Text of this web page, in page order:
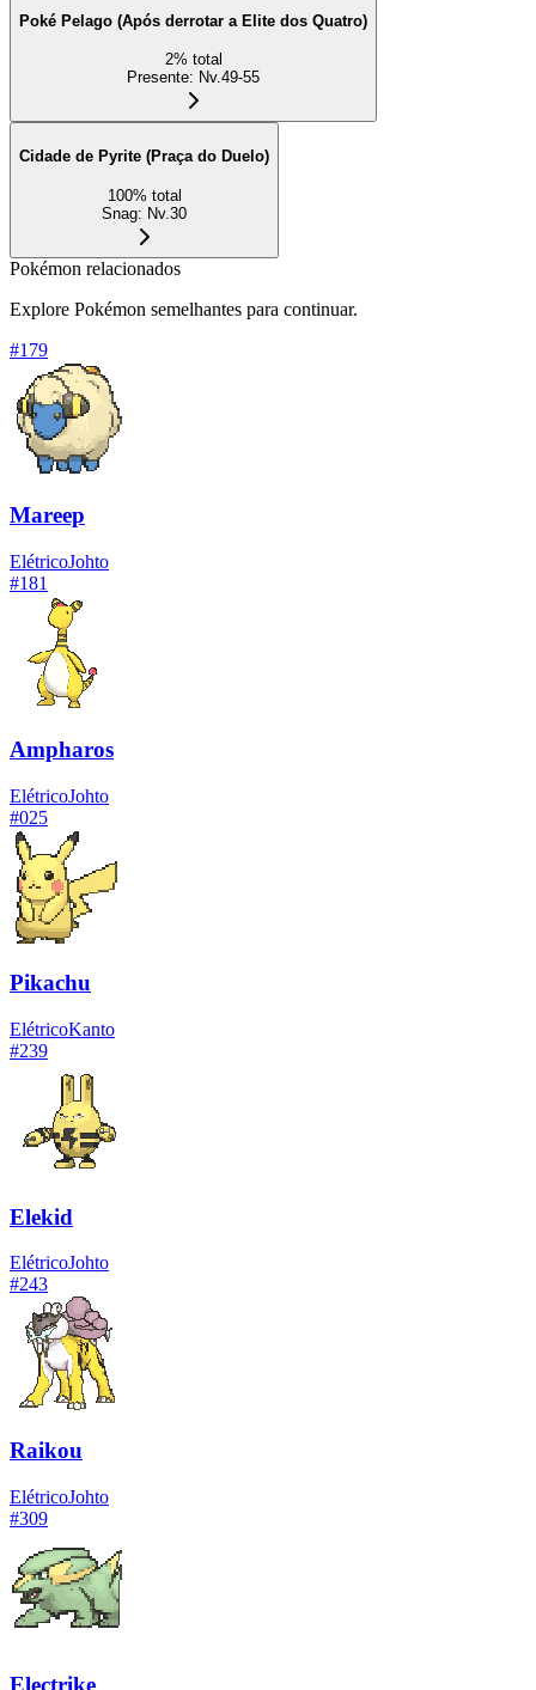
Poké Pelago (Após derrotar a Elite dos Quatro)
2% total
Presente: Nv.49-55
Cidade de Pyrite (Praça do Duelo)
100% total
Snag: Nv.30
Pokémon relacionados
Explore Pokémon semelhantes para continuar.
#179
Mareep
ElétricoJohto
#181
Ampharos
ElétricoJohto
#025
Pikachu
ElétricoKanto
#239
Elekid
ElétricoJohto
#243
Raikou
ElétricoJohto
#309
Electrike